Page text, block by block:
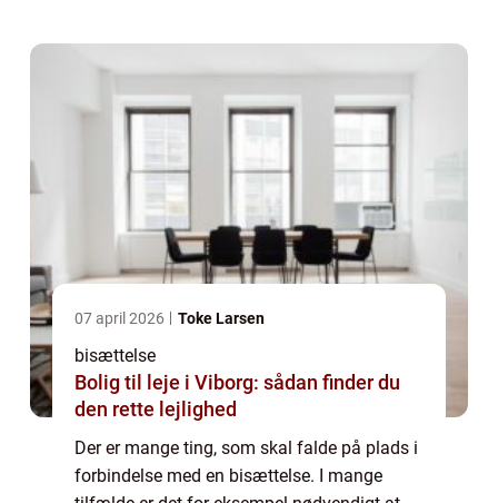
07 april 2026 Toke Larsen
bisættelse
Bolig til leje i Viborg: sådan finder du
den rette lejlighed
Der er mange ting, som skal falde på plads i
forbindelse med en bisættelse. I mange